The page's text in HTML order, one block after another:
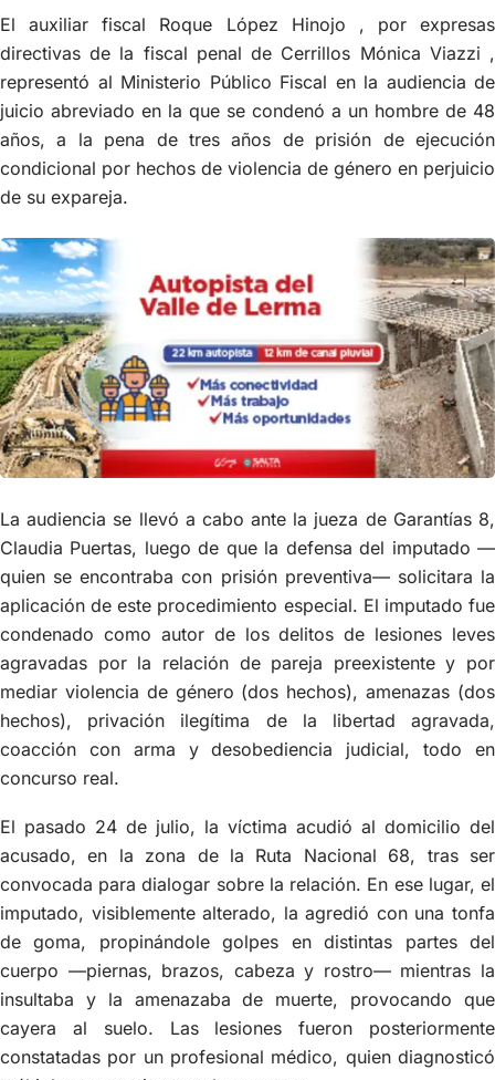
El auxiliar fiscal Roque López Hinojo , por expresas
directivas de la fiscal penal de Cerrillos Mónica Viazzi ,
representó al Ministerio Público Fiscal en la audiencia de
juicio abreviado en la que se condenó a un hombre de 48
años, a la pena de tres años de prisión de ejecución
condicional por hechos de violencia de género en perjuicio
de su expareja.
La audiencia se llevó a cabo ante la jueza de Garantías 8,
Claudia Puertas, luego de que la defensa del imputado —
quien se encontraba con prisión preventiva— solicitara la
aplicación de este procedimiento especial. El imputado fue
condenado como autor de los delitos de lesiones leves
agravadas por la relación de pareja preexistente y por
mediar violencia de género (dos hechos), amenazas (dos
hechos), privación ilegítima de la libertad agravada,
coacción con arma y desobediencia judicial, todo en
concurso real.
El pasado 24 de julio, la víctima acudió al domicilio del
acusado, en la zona de la Ruta Nacional 68, tras ser
convocada para dialogar sobre la relación. En ese lugar, el
imputado, visiblemente alterado, la agredió con una tonfa
de goma, propinándole golpes en distintas partes del
cuerpo —piernas, brazos, cabeza y rostro— mientras la
insultaba y la amenazaba de muerte, provocando que
cayera al suelo. Las lesiones fueron posteriormente
constatadas por un profesional médico, quien diagnosticó